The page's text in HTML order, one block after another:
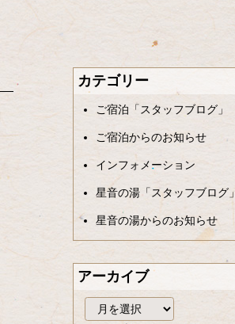
カテゴリー
ご宿泊「スタッフブログ」
ご宿泊からのお知らせ
インフォメーション
星音の湯「スタッフブログ」
星音の湯からのお知らせ
アーカイブ
ー